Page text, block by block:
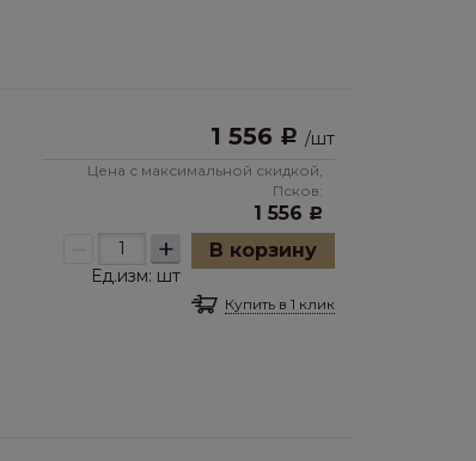
1 556 Р /шт
Цена с максимальной скидкой,
Псков:
1 556 Р
+
Ед.изм: шт
В корзину
Купить в 1 клик